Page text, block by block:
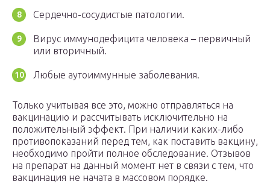
Сердечно-сосудистые патологии.
Вирус иммунодефицита человека – первичный
или вторичный.
Любые аутоиммунные заболевания.
Только учитывая все это, можно отправляться на
вакцинацию и рассчитывать исключительно на
положительный эффект. При наличии каких-либо
противопоказаний перед тем, как поставить вакцину,
необходимо пройти полное обследование. Отзывов
на препарат на данный момент нет в связи с тем, что
вакцинация не начата в массовом порядке.